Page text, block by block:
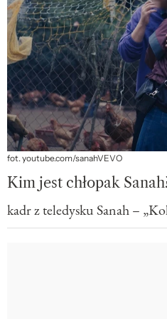
fot. youtube.com/sanahVEVO
Kim jest chłopak
kadr z teledysku Sanah –